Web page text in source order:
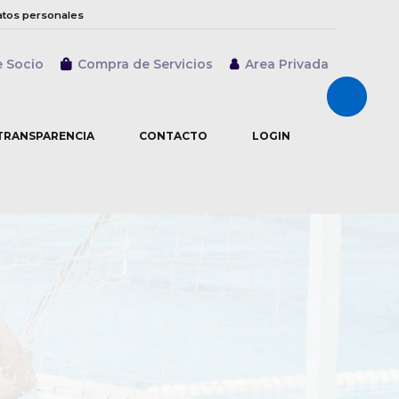
Abrir/
personales
Socio Compra de Servicios Area Privada
CONTACTO LOGIN